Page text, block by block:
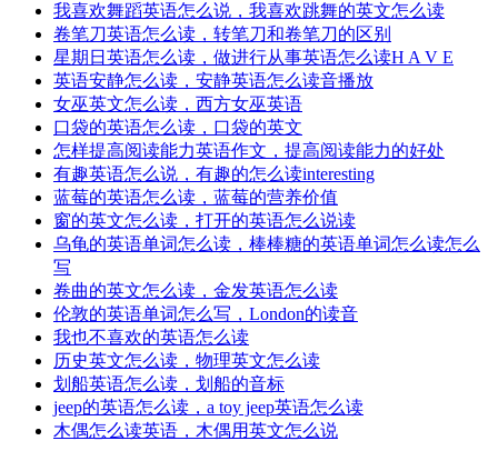
我喜欢舞蹈英语怎么说，我喜欢跳舞的英文怎么读
卷笔刀英语怎么读，转笔刀和卷笔刀的区别
星期日英语怎么读，做进行从事英语怎么读H A V E
英语安静怎么读，安静英语怎么读音播放
女巫英文怎么读，西方女巫英语
口袋的英语怎么读，口袋的英文
怎样提高阅读能力英语作文，提高阅读能力的好处
有趣英语怎么说，有趣的怎么读interesting
蓝莓的英语怎么读，蓝莓的营养价值
窗的英文怎么读，打开的英语怎么说读
乌龟的英语单词怎么读，棒棒糖的英语单词怎么读怎么
写
卷曲的英文怎么读，金发英语怎么读
伦敦的英语单词怎么写，London的读音
我也不喜欢的英语怎么读
历史英文怎么读，物理英文怎么读
划船英语怎么读，划船的音标
jeep的英语怎么读，a toy jeep英语怎么读
木偶怎么读英语，木偶用英文怎么说